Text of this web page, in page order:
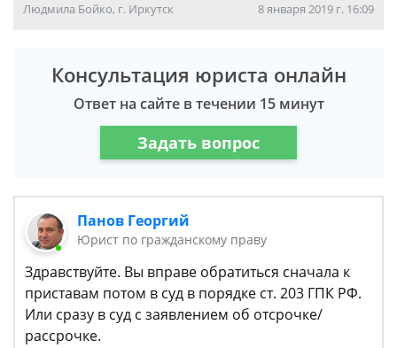
Людмила Бойко, г. Иркутск 8 января 2019 г. 16:09
Консультация юриста онлайн
Ответ на сайте в течении 15 минут
Задать вопрос
Панов Георгий
Юрист по гражданскому праву
Здравствуйте. Вы вправе обратиться сначала к
приставам потом в суд в порядке ст. 203 ГПК РФ.
Или сразу в суд с заявлением об отсрочке/
рассрочке.